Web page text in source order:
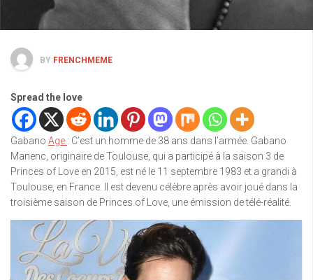
BY FRENCHMEME
Spread the love
Gabano Age : C’est un homme de 38 ans dans l’armée. Gabano
Manenc, originaire de Toulouse, qui a participé à la saison 3 de
Princes of Love en 2015, est né le 11 septembre 1983 et a grandi à
Toulouse, en France. Il est devenu célèbre après avoir joué dans la
troisième saison de Princes of Love, une émission de télé-réalité.